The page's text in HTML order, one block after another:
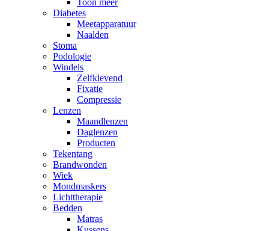
Diabetes
Meetapparatuur
Naalden
Stoma
Podologie
Windels
Zelfklevend
Fixatie
Compressie
Lenzen
Maandlenzen
Daglenzen
Producten
Tekentang
Brandwonden
Wiek
Mondmaskers
Lichttherapie
Bedden
Matras